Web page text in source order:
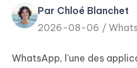
PDF
Editor
New
iAnyGo
Par Chloé Blanchet
2026-08-06 /
WhatsApp, l'une des